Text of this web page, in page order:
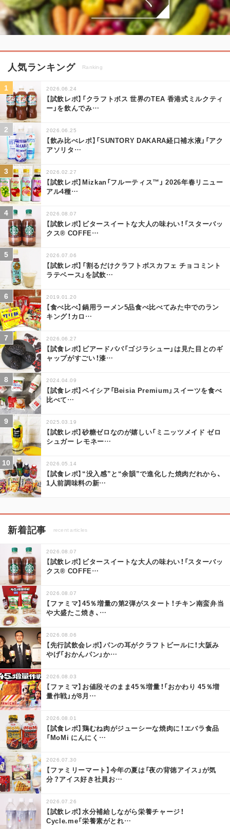
人気ランキング Ranking
2026.06.24
【試飲レポ】「クラフトボス 世界のTEA 香港式ミルクティ
ー」を飲んでみ…
2026.06.25
【飲み比べレポ】「SUNTORY DAKARA経口補水液」「アク
アソリタ…
2026.02.27
【試飲レポ】Mizkan「フルーティス™」 2026年春リニュー
アル4種…
2026.08.07
【試飲レポ】ビタースイートな大人の味わい！「スターバッ
クス® COFFE…
2026.07.06
【試飲レポ】「割るだけクラフトボスカフェ チョコミント
ラテベース」を試飲…
2019.01.20
【食べ比べ】鍋用ラーメン5品食べ比べてみた中でのラン
キング！カロ …
2026.06.27
【試食レポ】ビアードパパ「ゴジラシュー」は見た目とのギ
ャップがすごい！漆…
2024.04.09
【試食レポ】ベイシア「Beisia Premium」スイーツを食べ
比べて…
2025.03.19
【試飲レポ】砂糖ゼロなのが嬉しい「ミニッツメイド ゼロ
シュガー レモネー…
2026.05.14
【試食レポ】“没入感”と“余韻”で進化した焼肉だれから、
1人前調味料の新…
新着記事 recent articles
2026.08.07
【試飲レポ】ビタースイートな大人の味わい！「スターバッ
クス® COFFE…
2026.08.07
【ファミマ】45％増量の第2弾がスタート！チキン南蛮弁当
や大盛たこ焼き、 …
2026.08.06
【先行試飲会レポ】パンの耳がクラフトビールに！大阪み
やげ「おかんパン」か…
2026.08.03
【ファミマ】お値段そのまま45％増量！「おかわり 45％増
量作戦」が8月 …
2026.08.01
【試食レポ】鶏むね肉がジューシーな焼肉に！エバラ食品
「MoMi にんにく …
2026.07.30
【ファミリーマート】今年の夏は「夜の背徳アイス」が気
分？アイス好き社員お…
2026.07.26
【試飲レポ】水分補給しながら栄養チャージ！
Cycle.me「栄養素がとれ…